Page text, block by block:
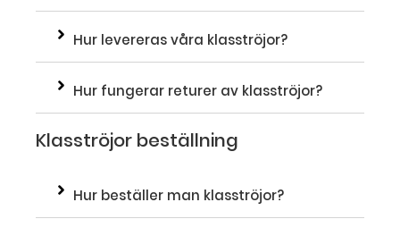
Hur levereras våra klasströjor?
Hur fungerar returer av klasströjor?
Klasströjor beställning
Hur beställer man klasströjor?